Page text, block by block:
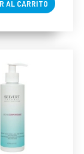
AL CARRITO